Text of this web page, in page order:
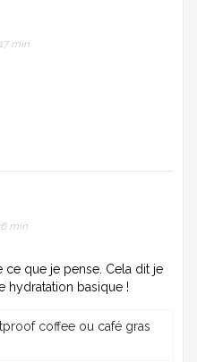
min
min
ce que je pense. Cela dit je
hydratation basique !
coffee ou café gras